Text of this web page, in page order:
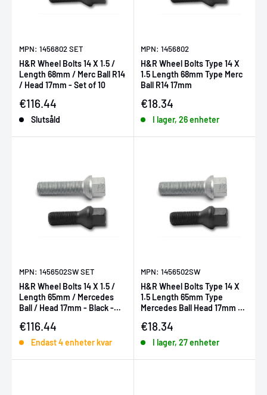
MPN: 1456802 SET
H&R Wheel Bolts 14 X 1.5 /
Length 68mm / Merc Ball R14
/ Head 17mm - Set of 10
Försäljningspris
€116.44
Slutsåld
MPN: 1456802
H&R Wheel Bolts Type 14 X
1.5 Length 68mm Type Merc
Ball R14 17mm
Försäljningspris
€18.34
I lager, 26 enheter
MPN: 1456502SW SET
H&R Wheel Bolts 14 X 1.5 /
Length 65mm / Mercedes
Ball / Head 17mm - Black -
Försäljningspris
€116.44
Endast 4 enheter kvar
MPN: 1456502SW
H&R Wheel Bolts Type 14 X
1.5 Length 65mm Type
Mercedes Ball Head 17mm -
Försäljningspris
€18.34
I lager, 27 enheter